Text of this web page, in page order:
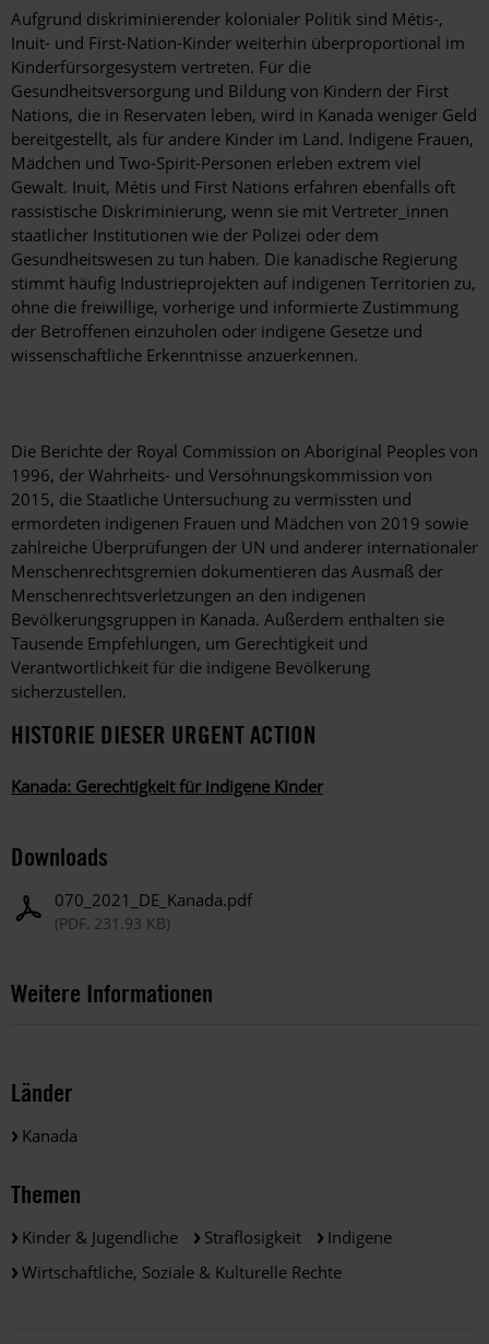
Hintergrund
Aufgrund diskriminierender kolonialer Politik sind Métis-,
Inuit- und First-Nation-Kinder weiterhin überproportional im
Kinderfürsorgesystem vertreten. Für die
Gesundheitsversorgung und Bildung von Kindern der First
Nations, die in Reservaten leben, wird in Kanada weniger Geld
bereitgestellt, als für andere Kinder im Land. Indigene Frauen,
Mädchen und Two-Spirit-Personen erleben extrem viel
Gewalt. Inuit, Métis und First Nations erfahren ebenfalls oft
rassistische Diskriminierung, wenn sie mit Vertreter_innen
staatlicher Institutionen wie der Polizei oder dem
Gesundheitswesen zu tun haben. Die kanadische Regierung
stimmt häufig Industrieprojekten auf indigenen Territorien zu,
ohne die freiwillige, vorherige und informierte Zustimmung
der Betroffenen einzuholen oder indigene Gesetze und
wissenschaftliche Erkenntnisse anzuerkennen.
Die Berichte der Royal Commission on Aboriginal Peoples von
1996, der Wahrheits- und Versöhnungskommission von
2015, die Staatliche Untersuchung zu vermissten und
ermordeten indigenen Frauen und Mädchen von 2019 sowie
zahlreiche Überprüfungen der UN und anderer internationaler
Menschenrechtsgremien dokumentieren das Ausmaß der
Menschenrechtsverletzungen an den indigenen
Bevölkerungsgruppen in Kanada. Außerdem enthalten sie
Tausende Empfehlungen, um Gerechtigkeit und
Verantwortlichkeit für die indigene Bevölkerung
sicherzustellen.
HISTORIE DIESER URGENT ACTION
Kanada: Gerechtigkeit für indigene Kinder
Downloads
070_2021_DE_Kanada.pdf
(PDF, 231.93 KB)
Weitere Informationen
Länder
Kanada
Themen
Kinder & Jugendliche Straflosigkeit
Indigene
Wirtschaftliche, Soziale & Kulturelle Rechte